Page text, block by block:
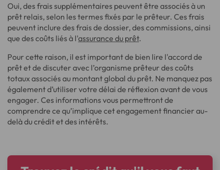
Oui, des frais supplémentaires peuvent être associés à un
prêt relais, selon les termes fixés par le prêteur. Ces frais
peuvent inclure des frais de dossier, des commissions, ainsi
que des coûts liés à l'assurance du prêt.
Pour cette raison, il est important de bien lire l'accord de
prêt et de discuter avec l’organisme prêteur des coûts
totaux associés au montant global du prêt. Ne manquez pas
également d’utiliser votre délai de réflexion avant de vous
engager. Ces informations vous permettront de
comprendre ce qu’implique cet engagement financier au-
delà du crédit et des intérêts.